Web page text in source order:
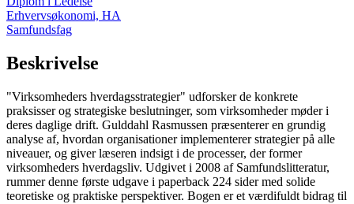
Erhvervsøkonomi, HA
Samfundsfag
Beskrivelse
"Virksomheders hverdagsstrategier" udforsker de konkrete
praksisser og strategiske beslutninger, som virksomheder møder i
deres daglige drift. Gulddahl Rasmussen præsenterer en grundig
analyse af, hvordan organisationer implementerer strategier på alle
niveauer, og giver læseren indsigt i de processer, der former
virksomheders hverdagsliv. Udgivet i 2008 af Samfundslitteratur,
rummer denne første udgave i paperback 224 sider med solide
teoretiske og praktiske perspektiver. Bogen er et værdifuldt bidrag til